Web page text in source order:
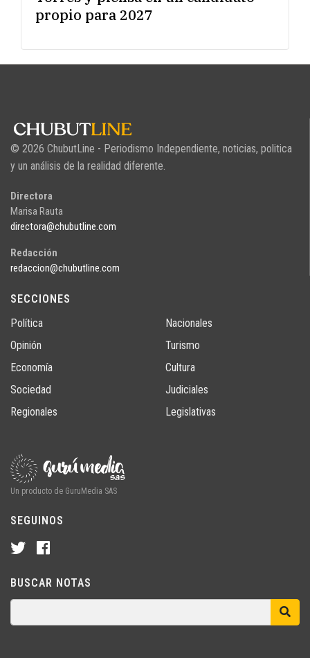
propio para 2027
© 2026 ChubutLine - Periodismo Independiente, noticias, politica
y un análisis de la realidad diferente.
Directora
Marisa Rauta
directora@chubutline.com
Redacción
redaccion@chubutline.com
SECCIONES
Política
Opinión
Economía
Sociedad
Regionales
Nacionales
Turismo
Cultura
Judiciales
Legislativas
Un producto de GuruMedia SAS
SEGUINOS
BUSCAR NOTAS